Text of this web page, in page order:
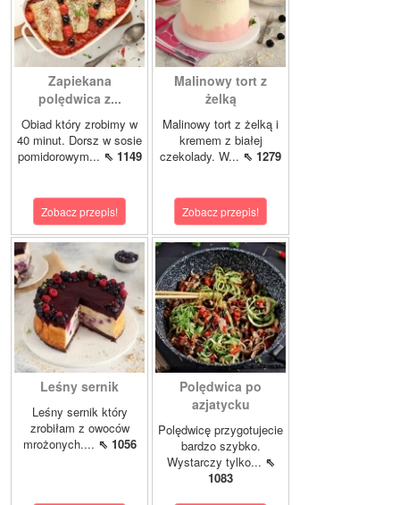
Zapiekana
polędwica z...
Obiad który zrobimy w
40 minut. Dorsz w sosie
pomidorowym... ⇖ 1149
Zobacz przepis!
Malinowy tort z
żelką
Malinowy tort z żelką i
kremem z białej
czekolady. W... ⇖ 1279
Zobacz przepis!
Leśny sernik
Leśny sernik który
zrobiłam z owoców
mrożonych.... ⇖ 1056
Polędwica po
azjatycku
Polędwicę przygotujecie
bardzo szybko.
Wystarczy tylko... ⇖
1083